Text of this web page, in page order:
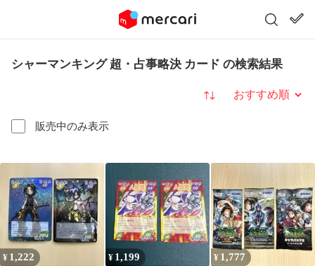
シャーマンキング 超・占事略決 カード の検索結果
販売中のみ表示
並び替え
¥ 1,222 ¥ 1,199 ¥ 1,777